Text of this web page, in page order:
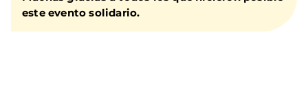
este evento solidario.